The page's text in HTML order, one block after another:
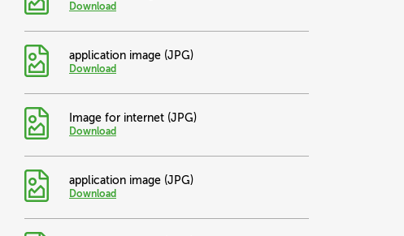
Download
application image (JPG)
Download
Image for internet (JPG)
Download
application image (JPG)
Download